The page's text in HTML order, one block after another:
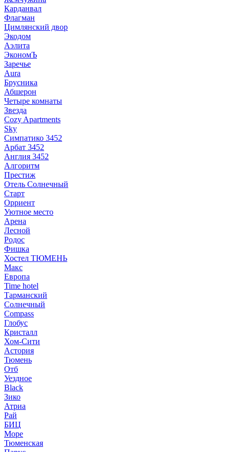
Карданвал
Флагман
Цимлянский двор
Экодом
Аэлита
ЭкономЪ
Заречье
Aura
Брусника
Абшерон
Четыре комнаты
Звезда
Cozy Apartments
Sky
Симпатико 3452
Арбат 3452
Англия 3452
Алгоритм
Престиж
Отель Солнечный
Старт
Орриент
Уютное место
Арена
Лесной
Родос
Фишка
Хостел ТЮМЕНЬ
Макс
Европа
Time hotel
Тарманский
Солнечный
Compass
Глобус
Кристалл
Хом-Сити
Астория
Тюмень
Отб
Уездное
Black
Зико
Атриа
Рай
БИЦ
Море
Тюменская